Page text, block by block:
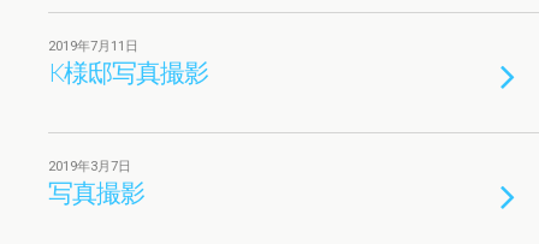
2019年7月11日
K様邸写真撮影
2019年3月7日
写真撮影